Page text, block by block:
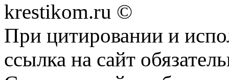
krestikom.ru ©
При цитировании и
ссылка на сайт